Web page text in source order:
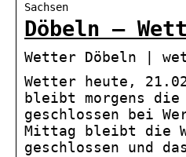
Sachsen
Döbeln –
Wetter Döbeln |
Wetter heute,
bleibt morgens die
geschlossen bei
Mittag bleibt die
geschlossen und